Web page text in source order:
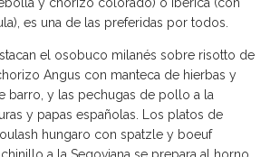
es una de las preferidas por todos.
el osobuco milanés sobre risotto de
Angus con manteca de hierbas y
barro, y las pechugas de pollo a la
y papas españolas. Los platos de
hungaro con spatzle y boeuf
a la Segoviana se prepara al horno